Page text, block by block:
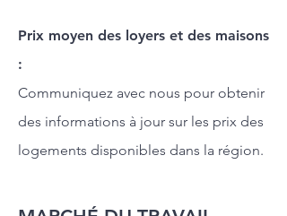
Prix moyen des loyers et des maisons
:
Communiquez avec nous pour obtenir
des informations à jour sur les prix des
logements disponibles dans la région.